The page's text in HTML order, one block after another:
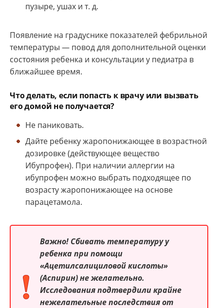
пузыре, ушах и т. д.
Появление на градуснике показателей фебрильной
температуры — повод для дополнительной оценки
состояния ребенка и консультации у педиатра в
ближайшее время.
Что делать, если попасть к врачу или вызвать
его домой не получается?
Не паниковать.
Дайте ребенку жаропонижающее в возрастной
дозировке (действующее вещество
Ибупрофен). При наличии аллергии на
ибупрофен можно выбрать подходящее по
возрасту жаропонижающее на основе
парацетамола.
Важно! Сбивать температуру у
ребенка при помощи
«Ацетилсалициловой кислоты»
(Аспирин) не желательно.
Исследования подтвердили крайне
нежелательные последствия от